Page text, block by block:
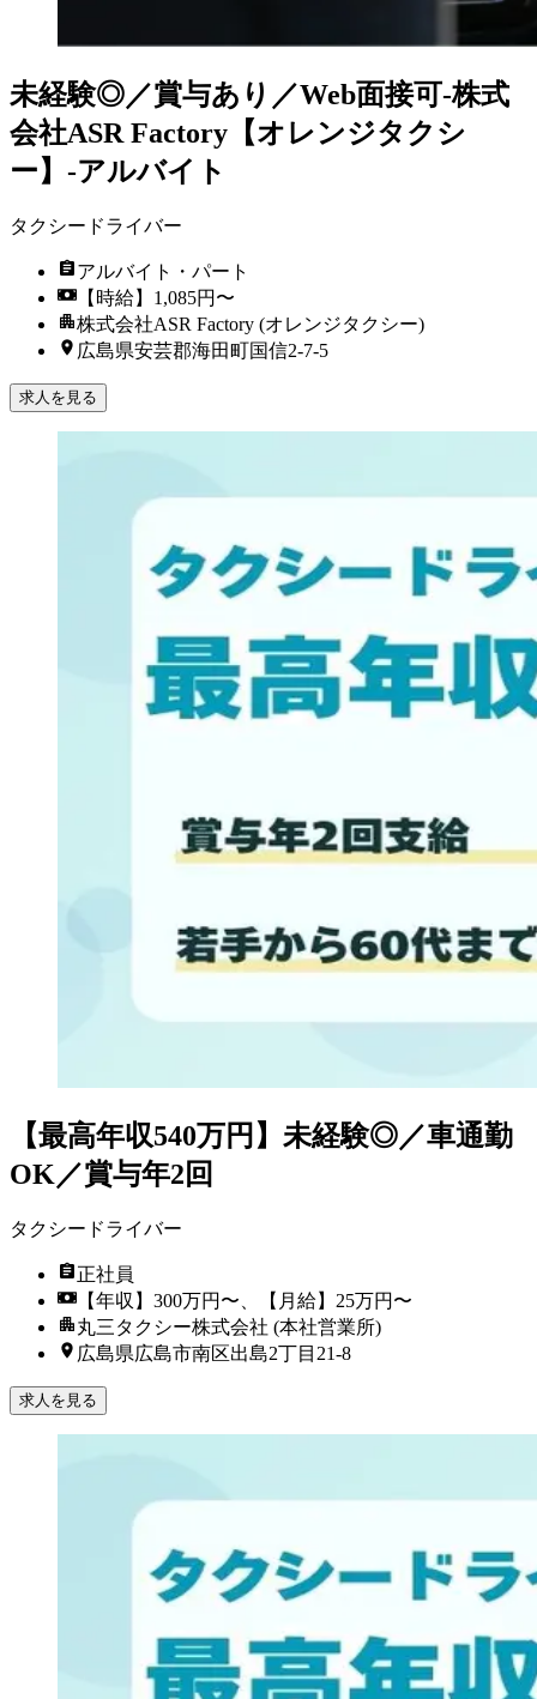
未経験◎／賞与あり／Web面接可-株式
会社ASR Factory【オレンジタクシ
ー】-アルバイト
タクシードライバー
アルバイト・パート
【時給】1,085円〜
株式会社ASR Factory (オレンジタクシー)
広島県安芸郡海田町国信2-7-5
求人を見る
【最高年収540万円】未経験◎／車通勤
OK／賞与年2回
タクシードライバー
正社員
【年収】300万円〜、【月給】25万円〜
丸三タクシー株式会社 (本社営業所)
広島県広島市南区出島2丁目21-8
求人を見る